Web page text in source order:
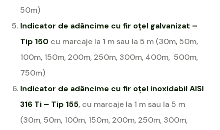
50m)
Indicator de adâncime cu fir oțel galvanizat –
Tip 150 cu marcaje la 1 m sau la 5 m (30m, 50m,
100m, 150m, 200m, 250m, 300m, 400m, 500m,
750m)
Indicator de adâncime cu fir oțel inoxidabil AISI
316 Ti – Tip 155, cu marcaje la 1 m sau la 5 m
(30m, 50m, 100m, 150m, 200m, 250m, 300m,